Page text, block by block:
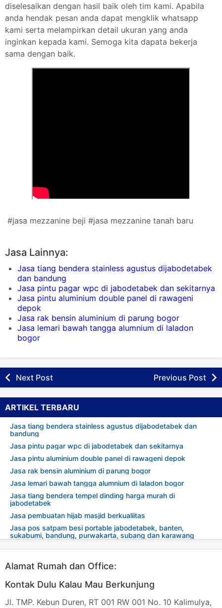
diselesaikan dengan hasil baik oleh tim kami. Apabila
anda hendak pesan anda dapat mengklik whatsapp
kami serta melampirkan detail ukuran yang anda
inginkan kepada kami. Semoga kita dapata bekerja
sama dengan baik.
#jasa mezzanine beji #jasa mezzanine tanah baru
Jasa Lainnya:
Jasa tiang bendera stainless agustus dijabodetabek
dan bandung
Jasa pintu pagar wpc di jabodetabek dan sekitarnya
Jasa pintu aluminium double panel di rawageni
depok
Jasa rak bensin aluminium di parung bogor
Jasa lemari bawah tangga alumnium di laladon
bogor
Next Post Previous Post
ARTIKEL TERBARU
Jasa tiang bendera stainless agustus dijabodetabek dan
bandung
Jasa pintu pagar wpc di jabodetabek dan sekitarnya
Jasa pintu aluminium double panel di rawageni depok
Jasa rak bensin aluminium di parung bogor
Jasa lemari bawah tangga alumnium di laladon bogor
Jasa tiang bendera tempel dinding harga murah di
jabodetabek
Jasa pembuatan hijab masjid berkualiitas
Jasa pos satpam besi portable jabodetabek, banten,
sukabumi, bandung, purwakarta, subang dan karawang
Alamat Rumah dan Office:
Kontak Dulu Kalau Mau Berkunjung
Jl. TMP. Kebun Duren, RT 001 RW 001 No. 10 Kalimulya,